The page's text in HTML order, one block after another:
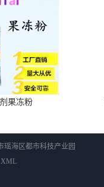
果冻粉
瑶海区都市科技产业园
XML